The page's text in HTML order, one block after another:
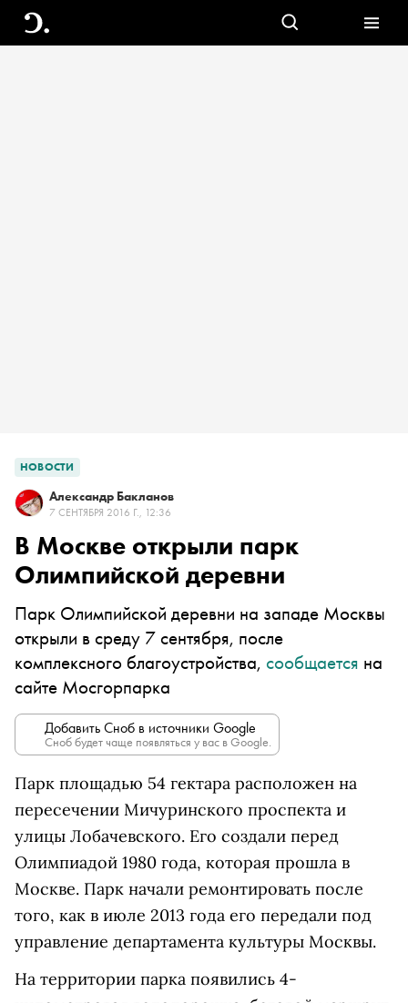
НОВОСТИ
Александр Бакланов
7 СЕНТЯБРЯ 2016 Г., 12:36
В Москве открыли парк
Олимпийской деревни
Парк Олимпийской деревни на западе Москвы
открыли в среду 7 сентября, после
комплексного благоустройства, сообщается на
сайте Мосгорпарка
Добавить Сноб в источники Google
Сноб будет чаще появляться у вас в Google.
Парк площадью 54 гектара расположен на
пересечении Мичуринского проспекта и
улицы Лобачевского. Его создали перед
Олимпиадой 1980 года, которая прошла в
Москве. Парк начали ремонтировать после
того, как в июле 2013 года его передали под
управление департамента культуры Москвы.
На территории парка появились 4-